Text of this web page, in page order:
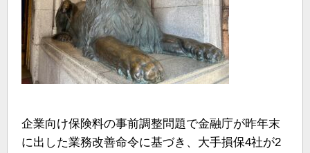
企業向け保険料の事前調整問題で金融庁が昨年末
に出した業務改善命令に基づき、大手損保4社が2